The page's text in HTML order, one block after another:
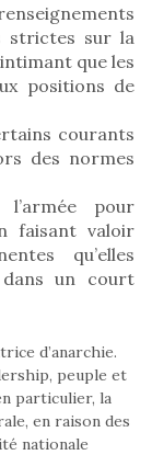
strictes sur la
que les
positions de
courants
des normes
pour
faisant valoir
qu’elles
dans un court
d’anarchie.
peuple et
particulier, la
en raison des
nationale